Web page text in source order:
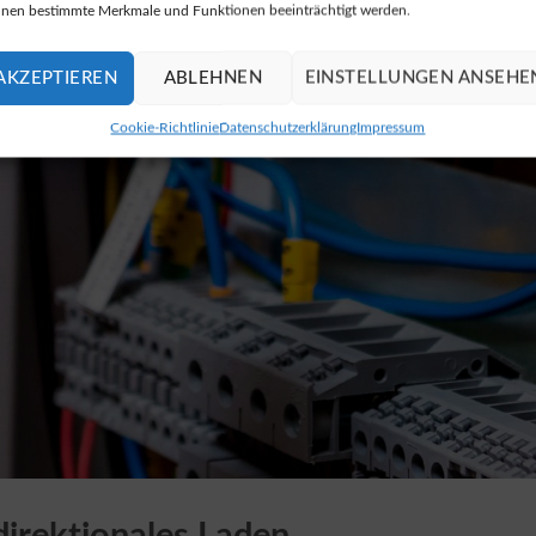
bestimmte Merkmale und Funktionen beeinträchtigt werden.
ABLEHNEN EINSTELLUNGEN
Cookie-RichtlinieDatenschutzerklärungImpressum